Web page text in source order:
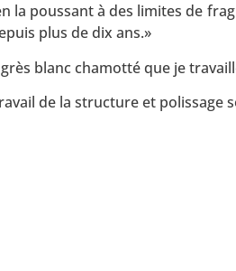
la poussant à des limites de
plus de dix ans.»
grès blanc chamotté que je
de la structure et polissage